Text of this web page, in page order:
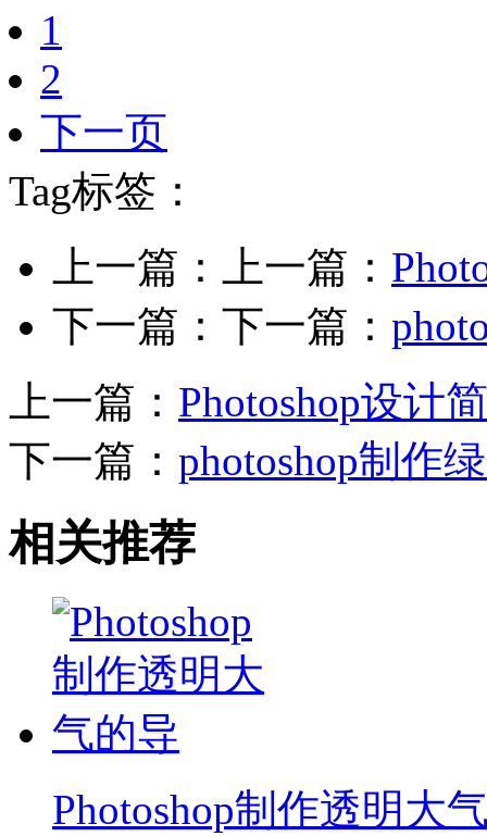
1
2
下一页
Tag标签：
上一篇：上一篇：
下一篇：下一篇：
上一篇： Photoshop设计
下一篇： photoshop制作
相关推荐
Photoshop制作透明大